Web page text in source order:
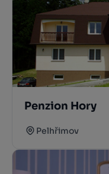
Penzion Hory
Pelhřimov